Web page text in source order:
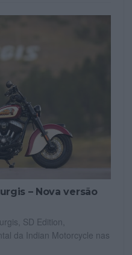
– Nova versão
SD Edition,
da Indian Motorcycle nas